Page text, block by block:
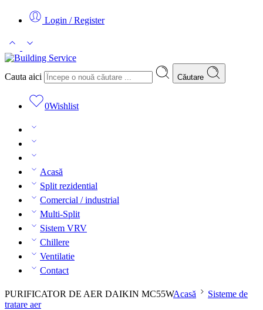
Login / Register
Cauta aici Căutare
0Wishlist
Acasă
Split rezidential
Comercial / industrial
Multi-Split
Sistem VRV
Chillere
Ventilatie
Contact
PURIFICATOR DE AER DAIKIN MC55WAcasă
Sisteme de
tratare aer